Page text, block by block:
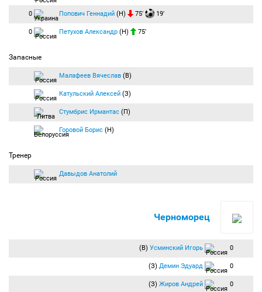
0 Попович Геннадий (Н) 75′ 19′
0 Петухов Александр (Н) 75′
Запасные
Малафеев Вячеслав (В)
Катульский Алексей (З)
Стумбрис Ирмантас (П)
Горовой Борис (Н)
Тренер
Давыдов Анатолий
Черноморец
(В) Усминский Игорь 0
(З) Демин Эдуард 0
(З) Жиров Андрей 0